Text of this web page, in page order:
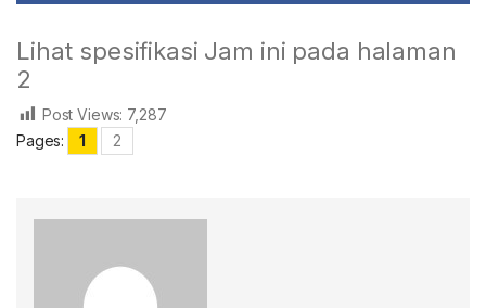
Lihat spesifikasi Jam ini pada halaman
2
Post Views: 7,287
Pages:
1 2